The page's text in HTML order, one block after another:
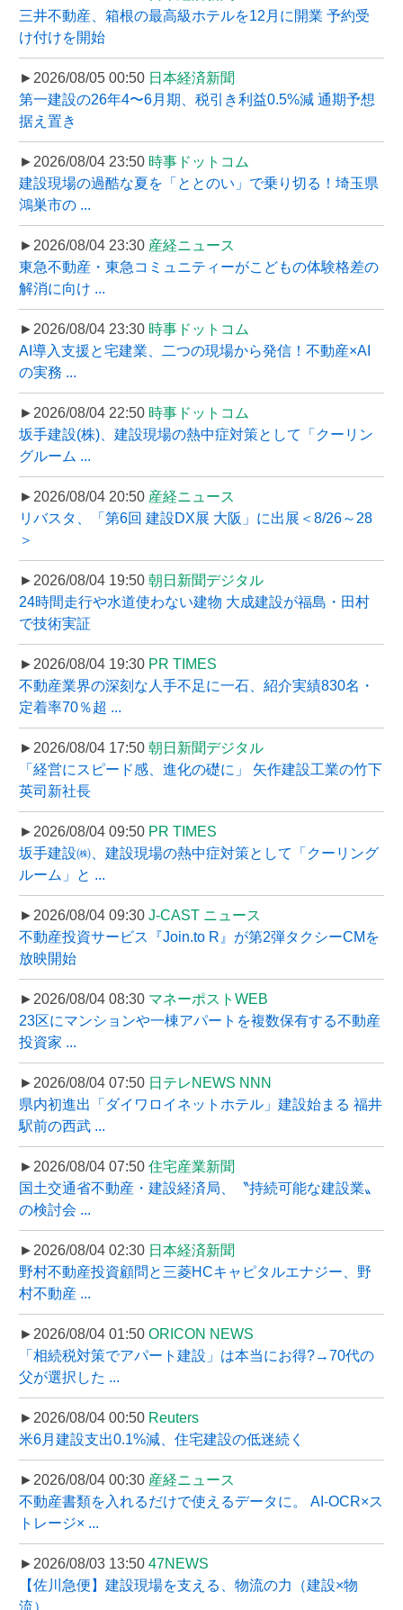
三井不動産、箱根の最高級ホテルを12月に開業 予約受
け付けを開始
►2026/08/05 00:50 日本経済新聞
第一建設の26年4〜6月期、税引き利益0.5%減 通期予想
据え置き
►2026/08/04 23:50 時事ドットコム
建設現場の過酷な夏を「ととのい」で乗り切る！埼玉県
鴻巣市の ...
►2026/08/04 23:30 産経ニュース
東急不動産・東急コミュニティーがこどもの体験格差の
解消に向け ...
►2026/08/04 23:30 時事ドットコム
AI導入支援と宅建業、二つの現場から発信！不動産×AI
の実務 ...
►2026/08/04 22:50 時事ドットコム
坂手建設(株)、建設現場の熱中症対策として「クーリン
グルーム ...
►2026/08/04 20:50 産経ニュース
リバスタ、「第6回 建設DX展 大阪」に出展＜8/26～28
＞
►2026/08/04 19:50 朝日新聞デジタル
24時間走行や水道使わない建物 大成建設が福島・田村
で技術実証
►2026/08/04 19:30 PR TIMES
不動産業界の深刻な人手不足に一石、紹介実績830名・
定着率70％超 ...
►2026/08/04 17:50 朝日新聞デジタル
「経営にスピード感、進化の礎に」 矢作建設工業の竹下
英司新社長
►2026/08/04 09:50 PR TIMES
坂手建設㈱、建設現場の熱中症対策として「クーリング
ルーム」と ...
►2026/08/04 09:30 J-CAST ニュース
不動産投資サービス『Join.to R』が第2弾タクシーCMを
放映開始
►2026/08/04 08:30 マネーポストWEB
23区にマンションや一棟アパートを複数保有する不動産
投資家 ...
►2026/08/04 07:50 日テレNEWS NNN
県内初進出「ダイワロイネットホテル」建設始まる 福井
駅前の西武 ...
►2026/08/04 07:50 住宅産業新聞
国土交通省不動産・建設経済局、〝持続可能な建設業〟
の検討会 ...
►2026/08/04 02:30 日本経済新聞
野村不動産投資顧問と三菱HCキャピタルエナジー、野
村不動産 ...
►2026/08/04 01:50 ORICON NEWS
「相続税対策でアパート建設」は本当にお得?→70代の
父が選択した ...
►2026/08/04 00:50 Reuters
米6月建設支出0.1%減、住宅建設の低迷続く
►2026/08/04 00:30 産経ニュース
不動産書類を入れるだけで使えるデータに。 AI-OCR×ス
トレージ× ...
►2026/08/03 13:50 47NEWS
【佐川急便】建設現場を支える、物流の力（建設×物
流）